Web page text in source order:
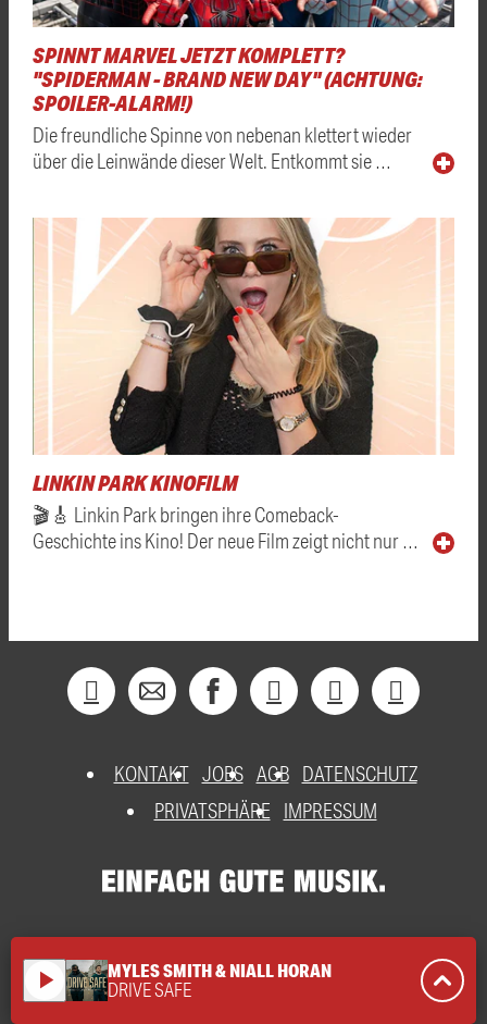
SPINNT MARVEL JETZT KOMPLETT?
"SPIDERMAN - BRAND NEW DAY" (ACHTUNG:
SPOILER-ALARM!)
Die freundliche Spinne von nebenan klettert wieder
über die Leinwände dieser Welt. Entkommt sie …
LINKIN PARK KINOFILM
🎬🎸 Linkin Park bringen ihre Comeback-
Geschichte ins Kino! Der neue Film zeigt nicht nur …
KONTAKT JOBS AGB DATENSCHUTZ
PRIVATSPHÄRE
IMPRESSUM
play_arrow MYLES SMITH & NIALL HORAN
DRIVE SAFE